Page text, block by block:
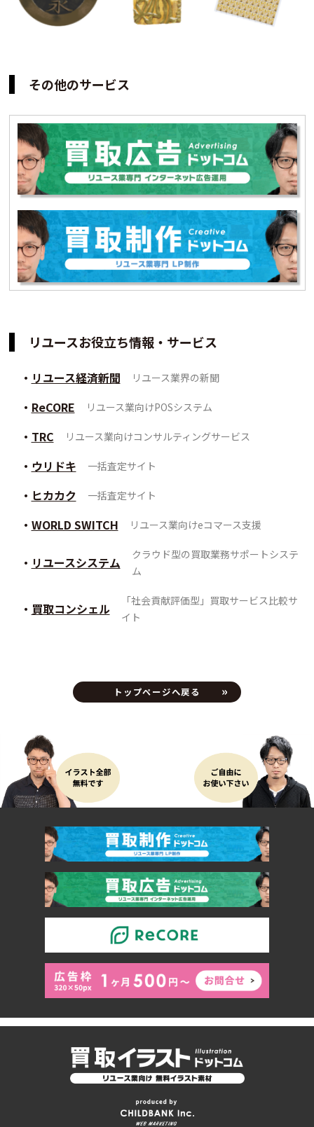
その他のサービス
リユースお役立ち情報・サービス
リユース経済新聞 リユース業界の新聞
ReCORE リユース業向けPOSシステム
TRC リユース業向けコンサルティングサービス
ウリドキ 一括査定サイト
ヒカカク 一括査定サイト
WORLD SWITCH リユース業向けeコマース支援
リユースシステム
クラウド型の買取業務サポートシステ
ム
買取コンシェル
「社会貢献評価型」買取サービス比較サ
イト
トップページへ戻る